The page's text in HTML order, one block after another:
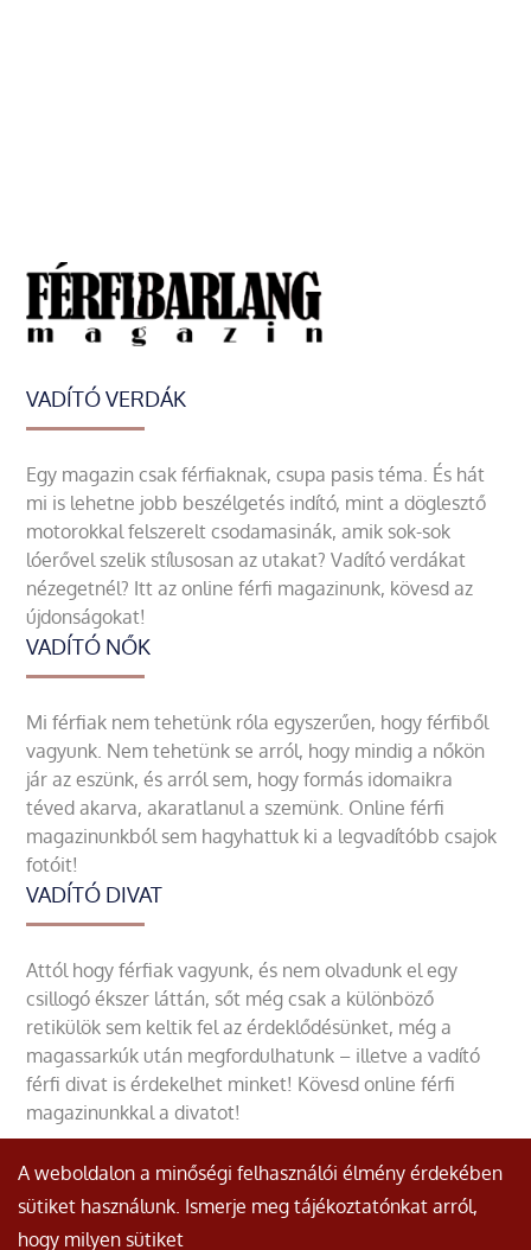
VADÍTÓ VERDÁK
Egy magazin csak férfiaknak, csupa pasis téma. És hát
mi is lehetne jobb beszélgetés indító, mint a döglesztő
motorokkal felszerelt csodamasinák, amik sok-sok
lóerővel szelik stílusosan az utakat? Vadító verdákat
nézegetnél? Itt az online férfi magazinunk, kövesd az
újdonságokat!
VADÍTÓ NŐK
Mi férfiak nem tehetünk róla egyszerűen, hogy férfiből
vagyunk. Nem tehetünk se arról, hogy mindig a nőkön
jár az eszünk, és arról sem, hogy formás idomaikra
téved akarva, akaratlanul a szemünk. Online férfi
magazinunkból sem hagyhattuk ki a legvadítóbb csajok
fotóit!
VADÍTÓ DIVAT
Attól hogy férfiak vagyunk, és nem olvadunk el egy
csillogó ékszer láttán, sőt még csak a különböző
retikülök sem keltik fel az érdeklődésünket, még a
magassarkúk után megfordulhatunk – illetve a vadító
férfi divat is érdekelhet minket! Kövesd online férfi
magazinunkkal a divatot!
A weboldalon a minőségi felhasználói élmény érdekében
sütiket használunk. Ismerje meg tájékoztatónkat arról,
hogy milyen sütiket